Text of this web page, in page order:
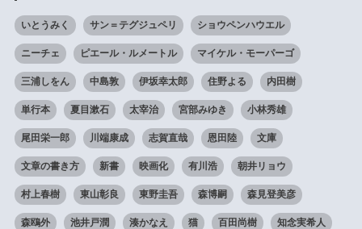
いとうみく サン＝テグジュペリ ショウペンハウエル
ニーチェ ピエール・ルメートル マイケル・モーパーゴ
三浦しをん 中島敦 伊坂幸太郎 住野よる 内田樹
単行本 夏目漱石 太宰治 宮部みゆき 小林秀雄
尾田栄一郎 川端康成 志賀直哉 恩田陸 文庫
文章の書き方 新書 映画化 有川浩 朝井リョウ
村上春樹 東山彰良 東野圭吾 森博嗣 森見登美彦
森鴎外 池井戸潤 湊かなえ 猫 百田尚樹 知念実希人